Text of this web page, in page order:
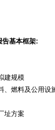
告基本框架:
建规模
、燃料及公用设
址方案